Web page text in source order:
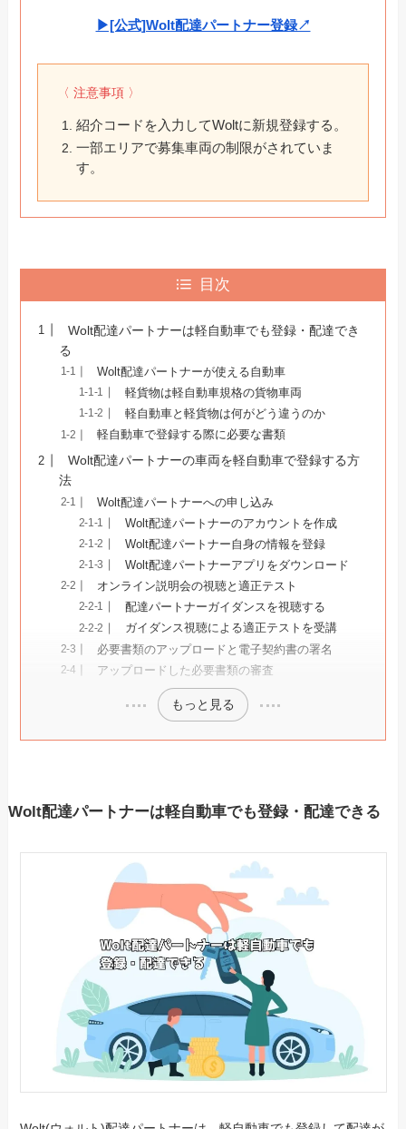
▶︎[公式]Wolt配達パートナー登録↗︎
〈 注意事項 〉
紹介コードを入力してWoltに新規登録する。
一部エリアで募集車両の制限がされていま
す。
目次
Wolt配達パートナーは軽自動車でも登録・配達でき
る
Wolt配達パートナーが使える自動車
軽貨物は軽自動車規格の貨物車両
軽自動車と軽貨物は何がどう違うのか
軽自動車で登録する際に必要な書類
Wolt配達パートナーの車両を軽自動車で登録する方
法
Wolt配達パートナーへの申し込み
Wolt配達パートナーのアカウントを作成
Wolt配達パートナー自身の情報を登録
Wolt配達パートナーアプリをダウンロード
オンライン説明会の視聴と適正テスト
配達パートナーガイダンスを視聴する
ガイダンス視聴による適正テストを受講
必要書類のアップロードと電子契約書の署名
アップロードした必要書類の審査
もっと見る
Wolt配達パートナーは軽自動車でも登録・配達できる